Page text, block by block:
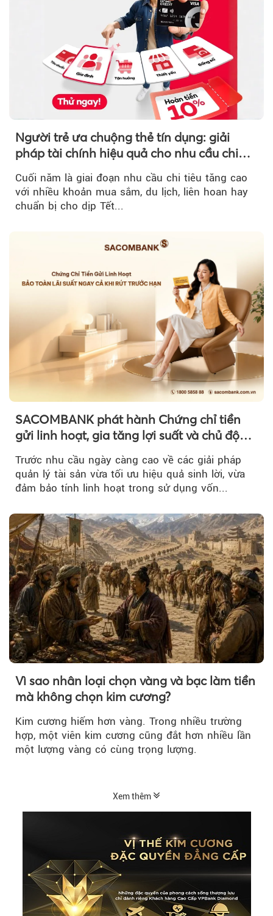
Người trẻ ưa chuộng thẻ tín dụng: giải
pháp tài chính hiệu quả cho nhu cầu chi
Cuối năm là giai đoạn nhu cầu chi tiêu tăng cao
với nhiều khoản mua sắm, du lịch, liên hoan hay
chuẩn bị cho dịp Tết...
SACOMBANK phát hành Chứng chỉ tiền
gửi linh hoạt, gia tăng lợi suất và chủ động
Trước nhu cầu ngày càng cao về các giải pháp
quản lý tài sản vừa tối ưu hiệu quả sinh lời, vừa
đảm bảo tính linh hoạt trong sử dụng vốn...
Vì sao nhân loại chọn vàng và bạc làm tiền
mà không chọn kim cương?
Kim cương hiếm hơn vàng. Trong nhiều trường
hợp, một viên kim cương cũng đắt hơn nhiều lần
một lượng vàng có cùng trọng lượng.
Xem thêm